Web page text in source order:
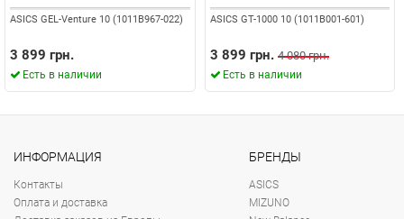
ASICS GEL-Venture 10 (1011B967-022)
3 899 грн.
Есть в наличии
ASICS GT-1000 10 (1011B001-601)
3 899 грн. 4 080 грн.
Есть в наличии
ИНФОРМАЦИЯ
Контакты
Оплата и доставка
БРЕНДЫ
ASICS
MIZUNO